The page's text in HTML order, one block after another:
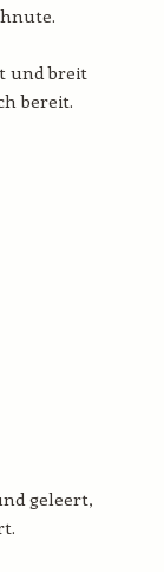
und breit
bereit.
geleert,